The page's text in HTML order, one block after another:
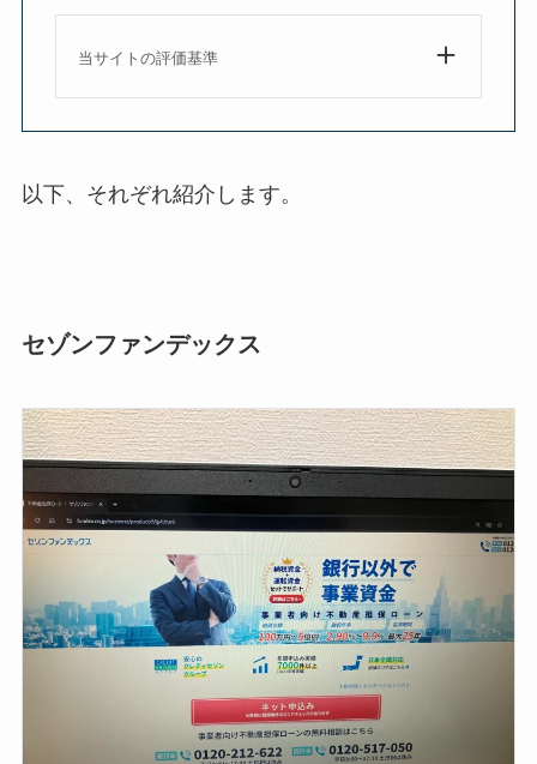
当サイトの評価基準
以下、それぞれ紹介します。
セゾンファンデックス